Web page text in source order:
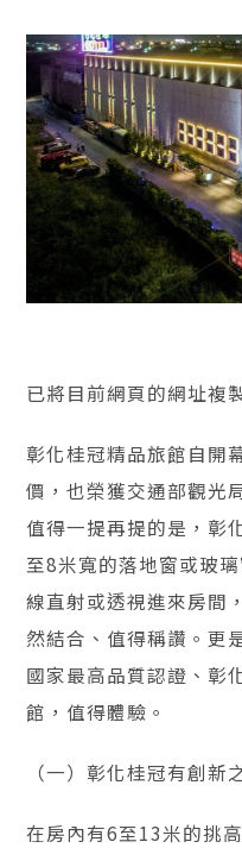
已將目前網頁的網址複
彰化桂冠精品旅館自開
價，也榮獲交通部觀光
值得一提再提的是，彰
至8米寬的落地窗或玻
線直射或透視進來房間
然結合、值得稱讚。更
國家最高品質認證、彰
館，值得體驗。
（一）彰化桂冠有創新
在房內有6至13米的挑